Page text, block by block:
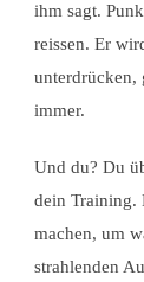
ihm sagt.
reissen. Er
unterdrücken,
immer.
Und du? Du
dein Training.
machen, um
strahlenden